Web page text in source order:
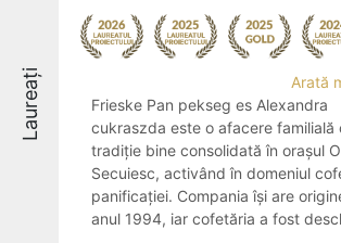
Laureați
Arată
Frieske Pan pekseg es Alexandra
cukraszda este o afacere familială
tradiție bine consolidată în orașul
Secuiesc, activând în domeniul
panificației. Compania își are
anul 1994, iar cofetăria a fost